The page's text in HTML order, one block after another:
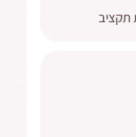
תקציב